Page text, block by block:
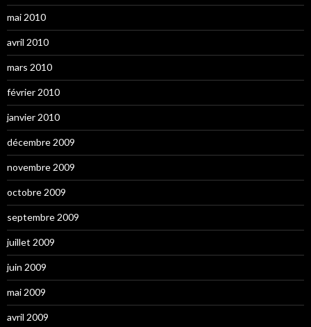
mai 2010
avril 2010
mars 2010
février 2010
janvier 2010
décembre 2009
novembre 2009
octobre 2009
septembre 2009
juillet 2009
juin 2009
mai 2009
avril 2009